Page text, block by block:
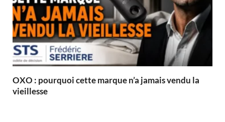
OXO : pourquoi cette marque n’a jamais vendu la
vieillesse